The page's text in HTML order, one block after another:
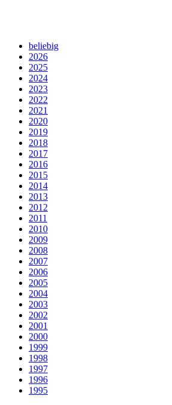
beliebig
2026
2025
2024
2023
2022
2021
2020
2019
2018
2017
2016
2015
2014
2013
2012
2011
2010
2009
2008
2007
2006
2005
2004
2003
2002
2001
2000
1999
1998
1997
1996
1995